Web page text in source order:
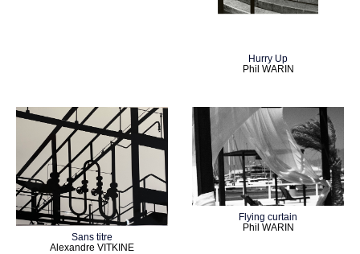
Hurry Up
Phil WARIN
Sans titre
Alexandre VITKINE
Flying curtain
Phil WARIN